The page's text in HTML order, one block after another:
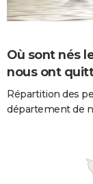
Où sont nés
nous ont
Répartition des
département de